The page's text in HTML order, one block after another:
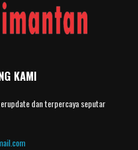
KAMI
dan terpercaya seputar